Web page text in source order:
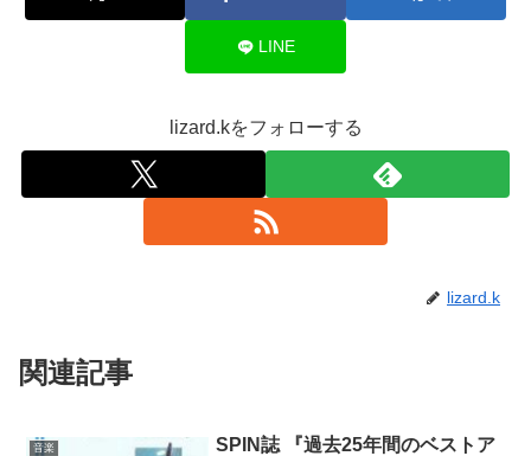
LINE
lizard.kをフォローする
lizard.k
関連記事
音楽
SPIN誌 『過去25年間のベストア